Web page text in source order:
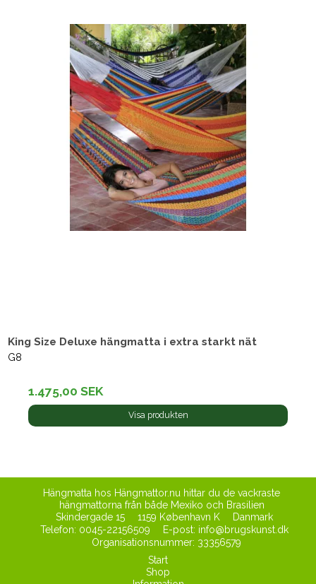
King Size Deluxe hängmatta i extra starkt nät
G8
1.475,00 SEK
Visa produkten
Hängmatta hos Hängmattor.nu hittar du de vackraste
hängmattorna från både Mexiko och Brasilien
Skindergade 15
1159 København K
Danmark
Telefon: 0045-22156509 E-post: info@brugskunst.dk
Organisationsnummer: 33356579
Start
Shop